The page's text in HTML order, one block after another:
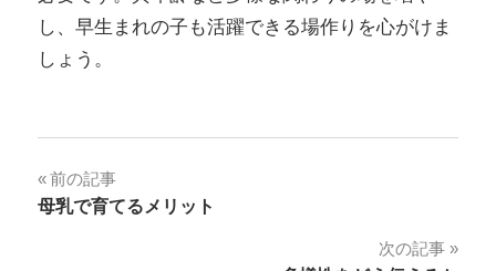
し、早生まれの子も活躍できる場作りを心がけま
しょう。
投
前の記事
母乳で育てるメリット
次の記事